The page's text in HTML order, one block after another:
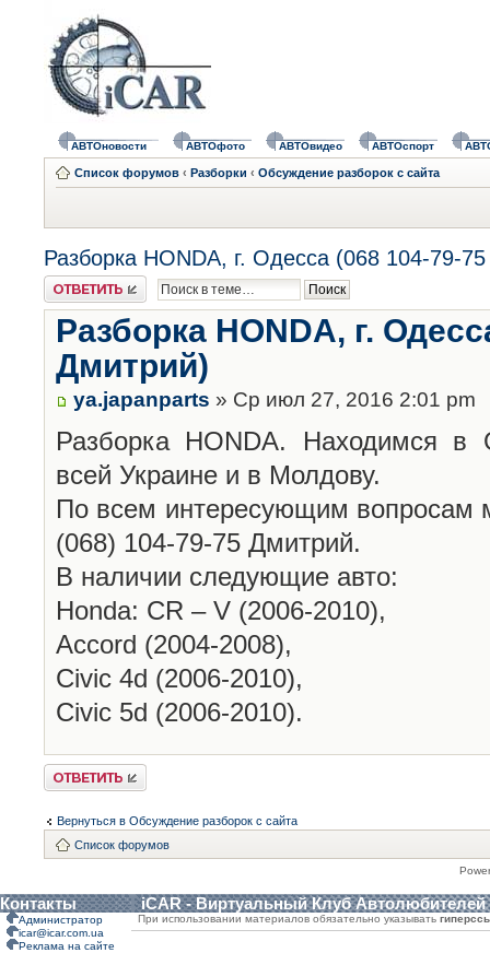
АВТОновости АВТОфото АВТОвидео АВТОспорт
Список форумов ‹ Разборки ‹ Обсуждение разборок с сайта
Разборка HONDA, г. Одесса (068 104-79-
Ответить
Разборка HONDA, г.
Дмитрий)
ya.japanparts » Ср июл 27, 2016 2:01 pm
Разборка HONDA. Находимся в
всей Украине и в Молдову.
По всем интересующим вопросам
(068) 104-79-75 Дмитрий.
В наличии следующие авто:
Honda: CR – V (2006-2010),
Accord (2004-2008),
Civic 4d (2006-2010),
Civic 5d (2006-2010).
Ответить
Вернуться в Обсуждение разборок с сайта
Список форумов
Контакты iCAR - Виртуальный Клуб Автолюбителей
Администратор
icar@icar.com.ua
Реклама на сайте
При использовании материалов обязательно указывать